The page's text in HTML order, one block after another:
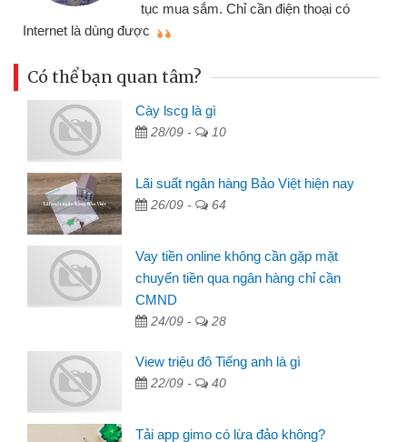
tục mua sắm. Chỉ cần điện thoại có
Internet là dùng được
Có thể bạn quan tâm?
Cày lscg là gì
28/09 - 10
Lãi suất ngân hàng Bảo Việt hiện nay
26/09 - 64
Vay tiền online không cần gặp mặt
chuyển tiền qua ngân hàng chỉ cần
CMND
24/09 - 28
View triệu đô Tiếng anh là gì
22/09 - 40
Tải app gimo có lừa đảo không?